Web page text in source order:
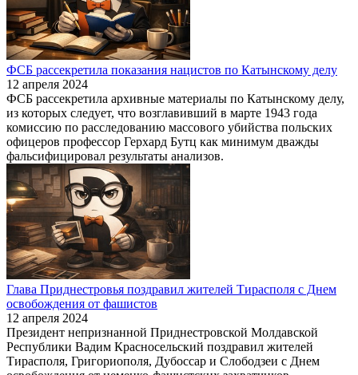
ФСБ рассекретила показания нацистов по Катынскому делу
12 апреля 2024
ФСБ рассекретила архивные материалы по Катынскому делу,
из которых следует, что возглавивший в марте 1943 года
комиссию по расследованию массового убийства польских
офицеров профессор Герхард Бутц как минимум дважды
фальсифицировал результаты анализов.
Глава Приднестровья поздравил жителей Тирасполя с Днем
освобождения от фашистов
12 апреля 2024
Президент непризнанной Приднестровской Молдавской
Республики Вадим Красносельский поздравил жителей
Тирасполя, Григориополя, Дубоссар и Слободзеи с Днем